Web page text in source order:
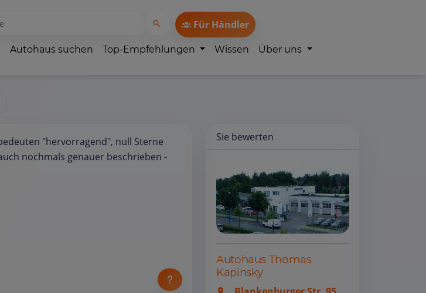
Für Händler
Autohaus suchen Top-Empfehlungen Wissen Über uns
Sie bewerten
Autohaus Thomas
Kapinsky
"hervorragend", null Sterne
nochmals genauer beschrieben -